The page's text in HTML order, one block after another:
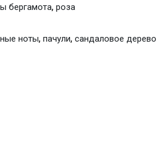
бергамота, роза
ноты, пачули, сандаловое дерево